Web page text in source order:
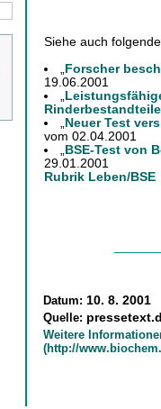
Siehe auch
Forscher
19.06.2001
Neuer Test
vom 02.04.2001
BSE-Test von
29.01.2001
Rubrik Leben/BSE
Datum: 10. 8. 2001
Quelle:
Weitere
(http://